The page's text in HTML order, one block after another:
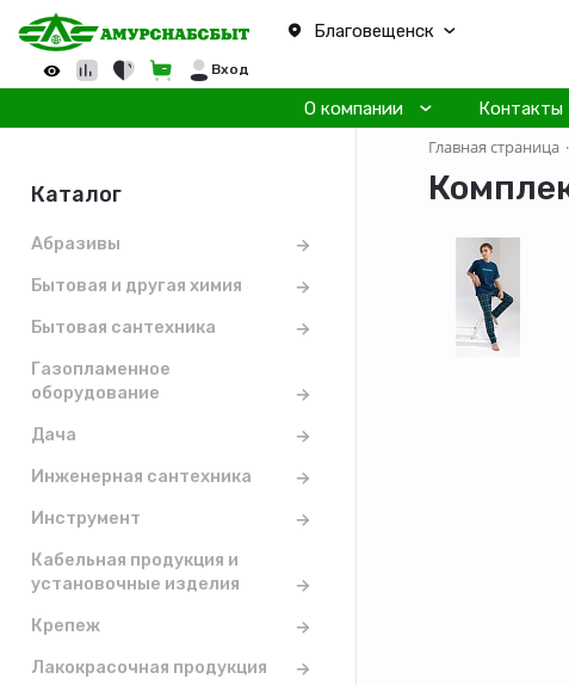
Благовещенск
Вход
О компании Контакты
Каталог
Абразивы
Бытовая и другая химия
Бытовая сантехника
Газопламенное
оборудование
Дача
Инженерная сантехника
Инструмент
Кабельная продукция и
установочные изделия
Крепеж
Лакокрасочная продукция
Главная страница ·